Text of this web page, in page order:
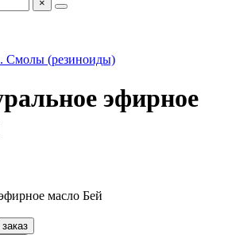
×
Смолы (резиноиды)
эфирное